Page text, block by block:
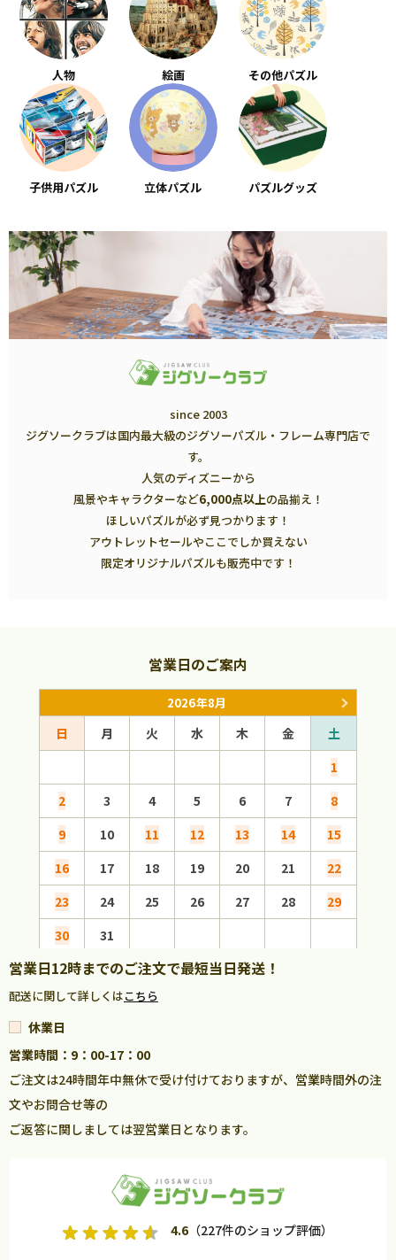
人物 絵画 その他パズル
子供用パズル 立体パズル パズルグッズ
since 2003
ジグソークラブは国内最大級のジグソーパズル・フレーム専門店で
す。
人気のディズニーから
風景やキャラクターなど6,000点以上の品揃え！
ほしいパズルが必ず見つかります！
アウトレットセールやここでしか買えない
限定オリジナルパズルも販売中です！
営業日のご案内
2026年8月
日 月 火 水 木 金
土
1
2
3 4 5 6 7
8
9
10 11 12 13 14
15
16
17 18 19 20 21
22
23
24 25 26 27 28
29
30
31
営業日12時までのご注文で最短当日発送！
配送に関して詳しくはこちら
休業日
営業時間：9：00-17：00
ご注文は24時間年中無休で受け付けておりますが、営業時間外の注
文やお問合せ等の
ご返答に関しましては翌営業日となります。
4.6（227件のショップ評価）